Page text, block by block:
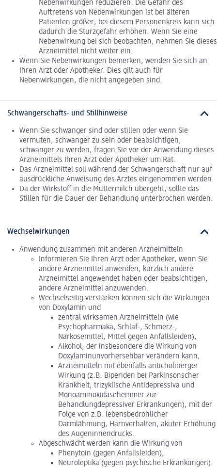
Nebenwirkungen reduzieren. Die Gefahr des
Auftretens von Nebenwirkungen ist bei älteren
Patienten größer; bei diesem Personenkreis kann sich
dadurch die Sturzgefahr erhöhen. Wenn Sie eine
Nebenwirkung bei sich beobachten, nehmen Sie dieses
Arzneimittel nicht weiter ein.
Wenn Sie Nebenwirkungen bemerken, wenden Sie sich an
Ihren Arzt oder Apotheker. Dies gilt auch für
Nebenwirkungen, die nicht angegeben sind.
Schwangerschafts- und Stillhinweise
Wenn Sie schwanger sind oder stillen oder wenn Sie
vermuten, schwanger zu sein oder beabsichtigen,
schwanger zu werden, fragen Sie vor der Anwendung dieses
Arzneimittels Ihren Arzt oder Apotheker um Rat.
Das Arzneimittel soll während der Schwangerschaft nur auf
ausdrückliche Anweisung des Arztes eingenommen werden.
Da der Wirkstoff in die Muttermilch übergeht, sollte das
Stillen für die Dauer der Behandlung unterbrochen werden.
Wechselwirkungen
Anwendung zusammen mit anderen Arzneimitteln
Informieren Sie Ihren Arzt oder Apotheker, wenn Sie
andere Arzneimittel anwenden, kürzlich andere
Arzneimittel angewendet haben oder beabsichtigen,
andere Arzneimittel anzuwenden.
Wechselseitig verstärken können sich die Wirkungen
von Doxylamin und
zentral wirksamen Arzneimitteln (wie
Psychopharmaka, Schlaf-, Schmerz-,
Narkosemittel, Mittel gegen Anfallsleiden),
Alkohol, der insbesondere die Wirkung von
Doxylaminunvorhersehbar verändern kann,
Arzneimitteln mit ebenfalls anticholinerger
Wirkung (z.B. Biperiden bei Parkinsonscher
Krankheit, trizyklische Antidepressiva und
Monoaminoxidasehemmer zur
Behandlungdepressiver Erkrankungen), mit der
Folge von z.B. lebensbedrohlicher
Darmlähmung, Harnverhalten, akuter Erhöhung
des Augeninnendrucks.
Abgeschwächt werden kann die Wirkung von
Phenytoin (gegen Anfallsleiden),
Neuroleptika (gegen psychische Erkrankungen).